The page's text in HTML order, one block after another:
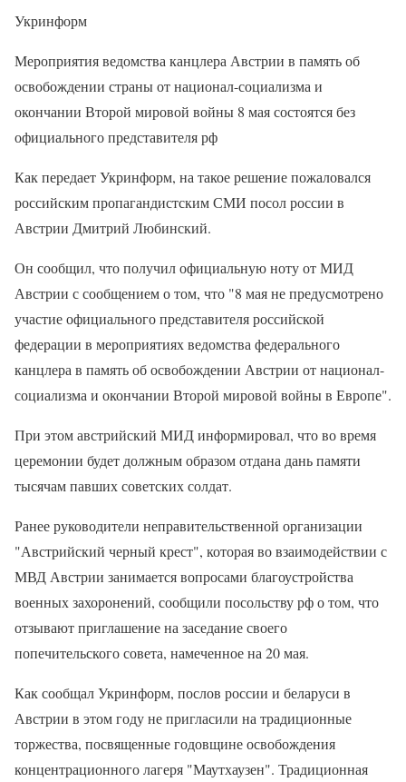
Укринформ
Мероприятия ведомства канцлера Австрии в память об
освобождении страны от национал-социализма и
окончании Второй мировой войны 8 мая состоятся без
официального представителя рф
Как передает Укринформ, на такое решение пожаловался
российским пропагандистским СМИ посол россии в
Австрии Дмитрий Любинский.
Он сообщил, что получил официальную ноту от МИД
Австрии с сообщением о том, что "8 мая не предусмотрено
участие официального представителя российской
федерации в мероприятиях ведомства федерального
канцлера в память об освобождении Австрии от национал-
социализма и окончании Второй мировой войны в Европе".
При этом австрийский МИД информировал, что во время
церемонии будет должным образом отдана дань памяти
тысячам павших советских солдат.
Ранее руководители неправительственной организации
"Австрийский черный крест", которая во взаимодействии с
МВД Австрии занимается вопросами благоустройства
военных захоронений, сообщили посольству рф о том, что
отзывают приглашение на заседание своего
попечительского совета, намеченное на 20 мая.
Как сообщал Укринформ, послов россии и беларуси в
Австрии в этом году не пригласили на традиционные
торжества, посвященные годовщине освобождения
концентрационного лагеря "Маутхаузен". Традиционная